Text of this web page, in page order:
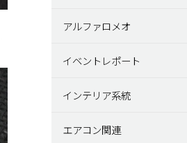
アルファロメオ
イベントレポート
インテリア系統
エアコン関連